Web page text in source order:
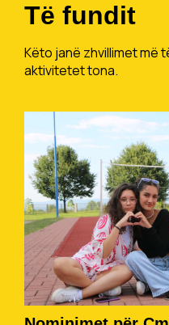
Të fundit
Këto janë zhvillimet më
aktivitetet tona.